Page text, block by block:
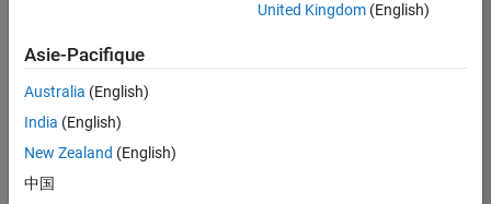
lieu
pour
l’ensemble
des
opportunités
United Kingdom(English)
Asie-Pacifique
Australia (English)
India (English)
New Zealand (English)
中国